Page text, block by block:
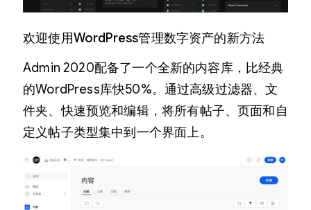
欢迎使用WordPress管理数字资产的新方法
Admin 2020配备了一个全新的内容库，比经典
的WordPress库快50%。通过高级过滤器、文
件夹、快速预览和编辑，将所有帖子、页面和自
定义帖子类型集中到一个界面上。